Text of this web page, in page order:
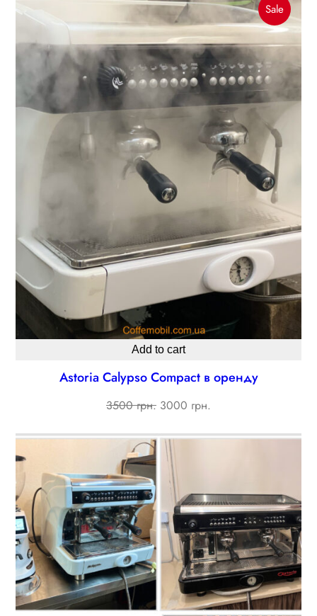
SaleProduct
On
Sale
Add to cart
Astoria Calypso Compact в оренду
3500 грн. Original
was:
3500 ₴.
3000 грн.